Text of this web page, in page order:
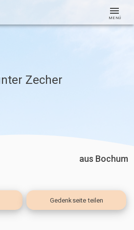
MENÜ
Zecher
aus Bochum
Gedenkseite teilen